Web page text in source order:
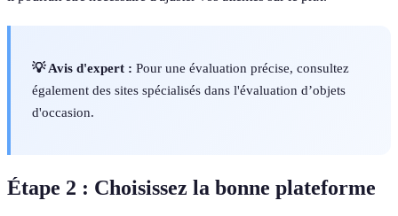
💡 Avis d'expert : Pour une évaluation précise, consultez
également des sites spécialisés dans l'évaluation d’objets
d'occasion.
Étape 2 : Choisissez la bonne plateforme